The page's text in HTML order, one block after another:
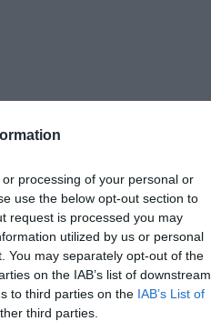
processing of your personal or
use the below opt-out section to
request is processed you may
utilized by us or personal
You may separately opt-out of the
on the IAB’s list of downstream
to third parties on the IAB’s List of
third parties.